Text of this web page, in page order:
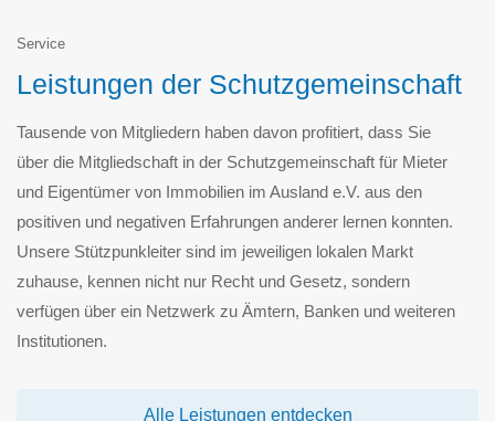
Service
Leistungen der Schutzgemeinschaft
Tausende von Mitgliedern haben davon profitiert, dass Sie
über die Mitgliedschaft in der Schutzgemeinschaft für Mieter
und Eigentümer von Immobilien im Ausland e.V. aus den
positiven und negativen Erfahrungen anderer lernen konnten.
Unsere Stützpunkleiter sind im jeweiligen lokalen Markt
zuhause, kennen nicht nur Recht und Gesetz, sondern
verfügen über ein Netzwerk zu Ämtern, Banken und weiteren
Institutionen.
Alle Leistungen entdecken